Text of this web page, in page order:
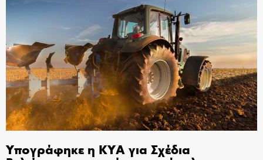
Υπογράφηκε η ΚΥΑ για Σχέδια